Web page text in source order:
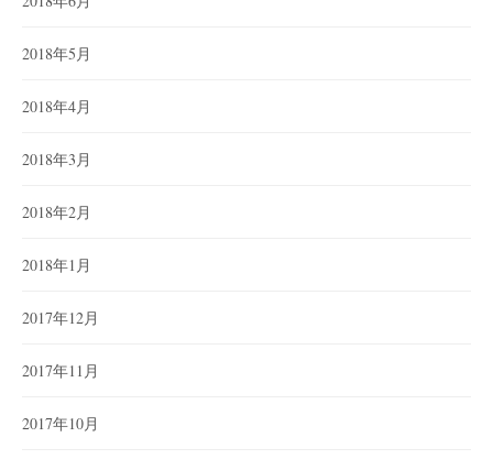
2018年5月
2018年4月
2018年3月
2018年2月
2018年1月
2017年12月
2017年11月
2017年10月